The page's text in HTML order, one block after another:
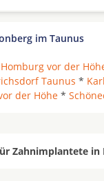
im Taunus
vor der
Taunus *
der Höhe *
Zahnimplantete in